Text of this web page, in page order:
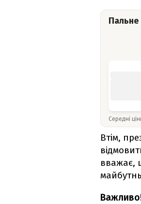
Пальне
Середні
Втім,
вважає,